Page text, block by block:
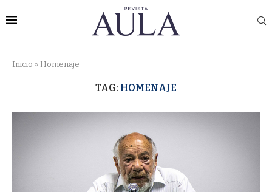
Inicio » Homenaje
TAG: HOMENAJE